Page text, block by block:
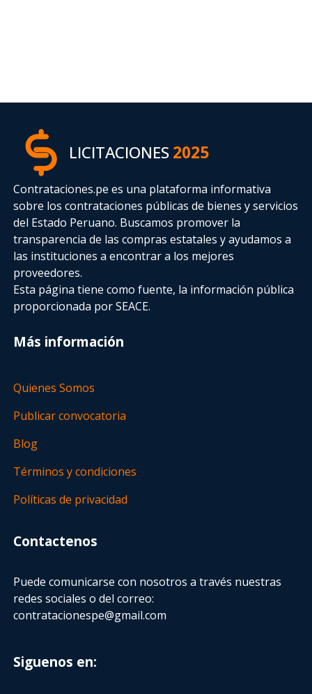
LICITACIONES2025
Contrataciones.pe es una plataforma informativa
sobre los contrataciones públicas de bienes y servicios
del Estado Peruano. Buscamos promover la
transparencia de las compras estatalesy ayudamos a
las instituciones a encontrar a los mejores
proveedores.
Esta página tiene como fuente, la información pública
proporcionada por SEACE.
Más información
Quienes Somos
Publicar convocatoria
Blog
Términos y condiciones
Políticas de privacidad
Contactenos
Puede comunicarse con nosotros a través nuestras
redes sociales o del correo:
contratacionespe@gmail.com
Siguenos en: